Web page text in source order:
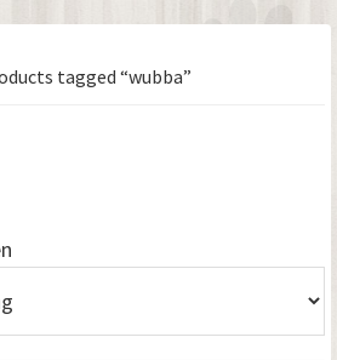
tagged “wubba”